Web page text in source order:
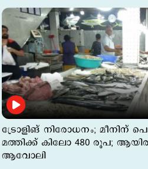
ട്രോളിങ് നിരോധനം; മീനിന്
മത്തിക്ക് കിലോ 480 രൂപ;
ആവോലി